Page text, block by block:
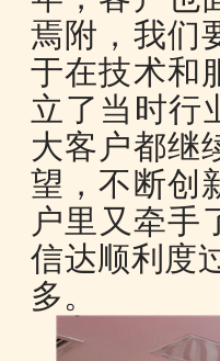
焉附，我们
于在技术和
立了当时行
大客户都继
望，不断创
户里又牵手
信达顺利度
多。